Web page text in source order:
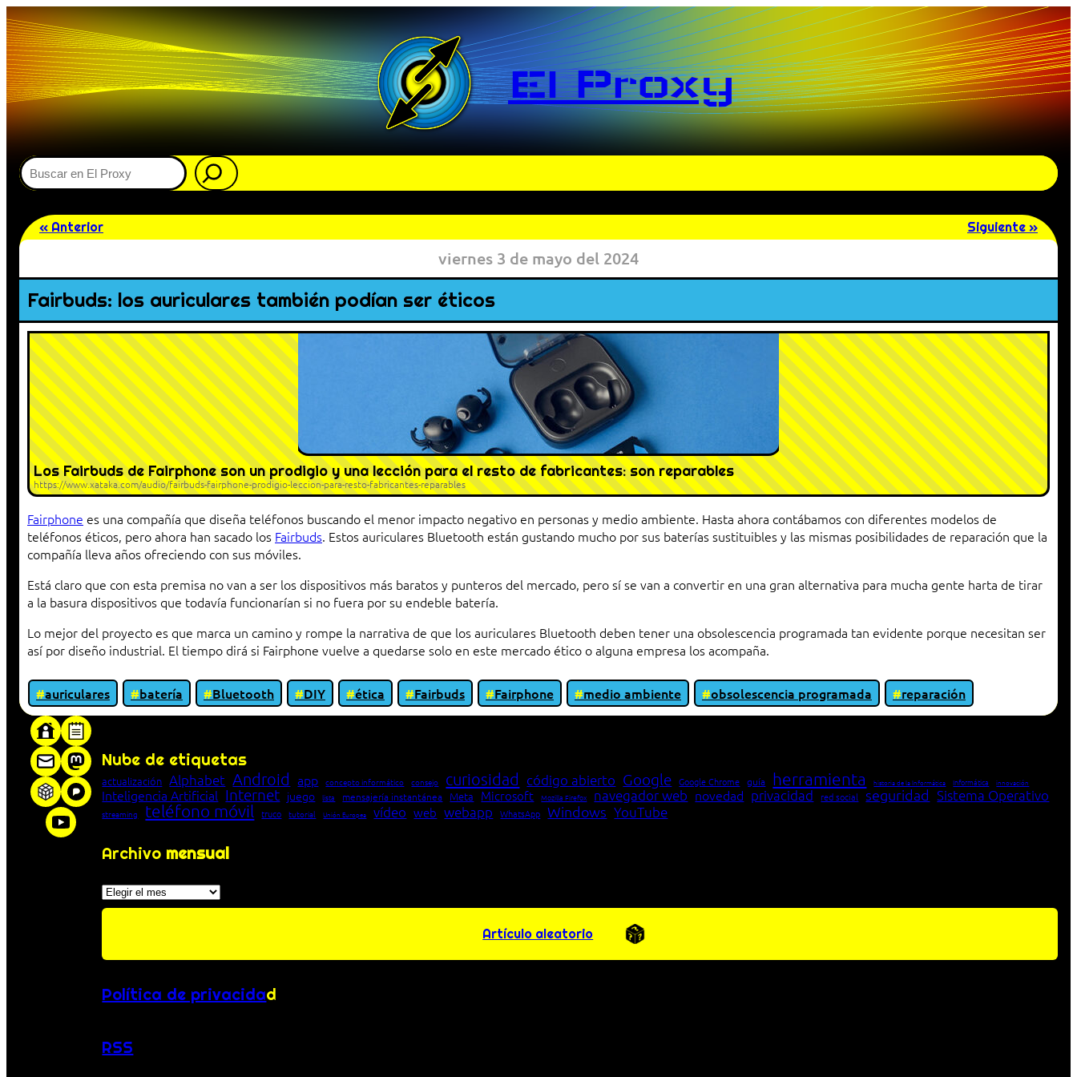
El Proxy
Buscar
« Anterior Siguiente »
viernes 3 de mayo del 2024
Fairbuds: los auriculares también podían ser éticos
Los Fairbuds de Fairphone son un prodigio y una lección para el resto de fabricantes: son reparables
https://www.xataka.com/audio/fairbuds-fairphone-prodigio-leccion-para-resto-fabricantes-reparables
Fairphone es una compañía que diseña teléfonos buscando el menor impacto negativo en personas y medio ambiente. Hasta ahora contábamos con diferentes modelos de
teléfonos éticos, pero ahora han sacado los Fairbuds. Estos auriculares Bluetooth están gustando mucho por sus baterías sustituibles y las mismas posibilidades de reparación que la
compañía lleva años ofreciendo con sus móviles.
Está claro que con esta premisa no van a ser los dispositivos más baratos y punteros del mercado, pero sí se van a convertir en una gran alternativa para mucha gente harta de tirar
a la basura dispositivos que todavía funcionarían si no fuera por su endeble batería.
Lo mejor del proyecto es que marca un camino y rompe la narrativa de que los auriculares Bluetooth deben tener una obsolescencia programada tan evidente porque necesitan ser
así por diseño industrial. El tiempo dirá si Fairphone vuelve a quedarse solo en este mercado ético o alguna empresa los acompaña.
auriculares batería Bluetooth DIY ética Fairbuds Fairphone medio ambiente obsolescencia programada
reparación
Nube de etiquetas
actualización Alphabet Android app concepto informático consejo curiosidad código abierto Google Google Chrome guía herramienta historia de la Informática Informática innovación
Inteligencia Artificial Internet juego lista mensajería instantánea Meta Microsoft Mozilla Firefox navegador web novedad privacidad red social seguridad Sistema Operativo
streaming teléfono móvil truco tutorial Unión Europea vídeo web webapp WhatsApp Windows YouTube
Archivo mensual
Archivos
Artículo aleatorio
Política de privacidad
RSS